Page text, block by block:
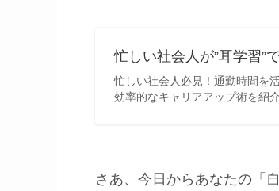
忙しい社会人が”耳学習”
忙しい社会人必見！通勤時間を
効率的なキャリアアップ術を紹
さあ、今日からあなたの「